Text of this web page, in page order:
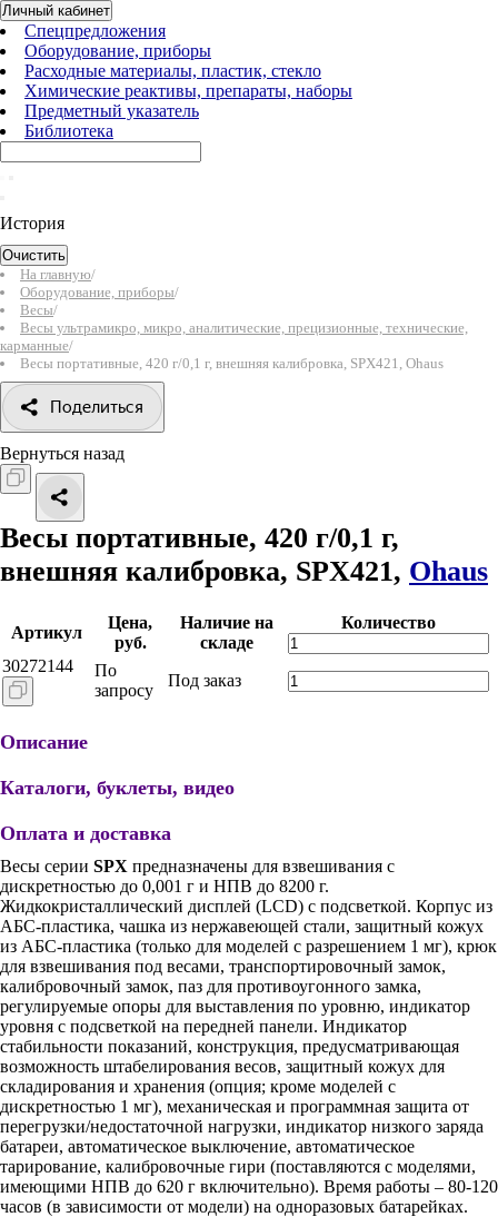
Личный кабинет
Спецпредложения
Оборудование, приборы
Расходные материалы, пластик, стекло
Химические реактивы, препараты, наборы
Предметный указатель
Библиотека
История
Очистить
На главную/
Оборудование, приборы/
Весы/
Весы ультрамикро, микро, аналитические, прецизионные, технические,
карманные/
Весы портативные, 420 г/0,1 г, внешняя калибровка, SPX421, Ohaus
Поделиться
Вернуться назад
Весы портативные, 420 г/0,1 г,
внешняя калибровка, SPX421, Ohaus
Артикул
Цена,
руб.
Наличие на
складе
Количество
30272144
По
запросу
Под заказ
Описание
Каталоги, буклеты, видео
Оплата и доставка
Весы серии SPX предназначены для взвешивания с
дискретностью до 0,001 г и НПВ до 8200 г.
Жидкокристаллический дисплей (LCD) с подсветкой. Корпус из
АБС-пластика, чашка из нержавеющей стали, защитный кожух
из АБС-пластика (только для моделей с разрешением 1 мг), крюк
для взвешивания под весами, транспортировочный замок,
калибровочный замок, паз для противоугонного замка,
регулируемые опоры для выставления по уровню, индикатор
уровня с подсветкой на передней панели. Индикатор
стабильности показаний, конструкция, предусматривающая
возможность штабелирования весов, защитный кожух для
складирования и хранения (опция; кроме моделей с
дискретностью 1 мг), механическая и программная защита от
перегрузки/недостаточной нагрузки, индикатор низкого заряда
батареи, автоматическое выключение, автоматическое
тарирование, калибровочные гири (поставляются с моделями,
имеющими НПВ до 620 г включительно). Время работы – 80-120
часов (в зависимости от модели) на одноразовых батарейках.